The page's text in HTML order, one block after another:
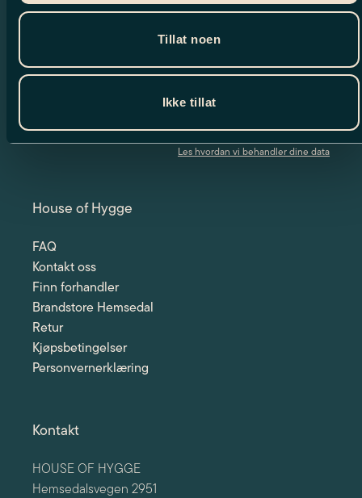
Tillat noen
Ikke tillat
spennende nyheter og eksklusive tilbud.
Les hvordan vi behandler dine data
House of Hygge
FAQ
Kontakt oss
Finn forhandler
Brandstore Hemsedal
Retur
Kjøpsbetingelser
Personvernerklæring
Kontakt
HOUSE OF HYGGE
Hemsedalsvegen 2951